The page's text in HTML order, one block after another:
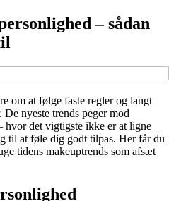
– sådan
om at følge faste regler og langt
nyeste trends peger mod
hvor det vigtigste ikke er at ligne
til at føle dig godt tilpas. Her får du
tidens makeuptrends som afsæt